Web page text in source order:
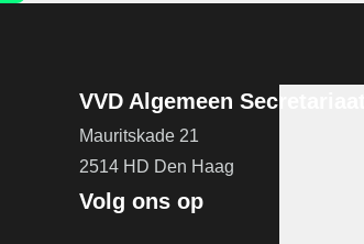
VVD Algemeen Secretariaat
Mauritskade 21
2514 HD Den Haag
Volg ons op